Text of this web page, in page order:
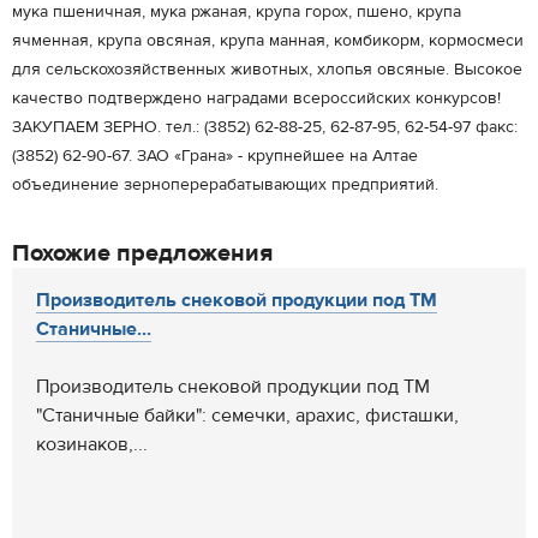
мука пшеничная, мука ржаная, крупа горох, пшено, крупа
ячменная, крупа овсяная, крупа манная, комбикорм, кормосмеси
для сельскохозяйственных животных, хлопья овсяные. Высокое
качество подтверждено наградами всероссийских конкурсов!
ЗАКУПАЕМ ЗЕРНО. тел.: (3852) 62-88-25, 62-87-95, 62-54-97 факс:
(3852) 62-90-67. ЗАО «Грана» - крупнейшее на Алтае
объединение зерноперерабатывающих предприятий.
Похожие предложения
Производитель снековой продукции под ТМ
Станичные...
Производитель снековой продукции под ТМ
"Станичные байки": семечки, арахис, фисташки,
козинаков,...